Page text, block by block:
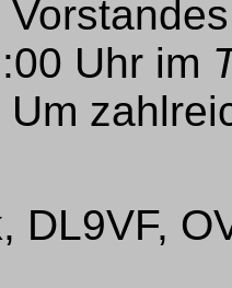
Uhr im
DL9VF,